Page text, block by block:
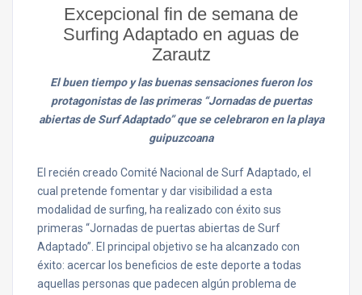
Excepcional fin de semana de
Surfing Adaptado en aguas de
Zarautz
El buen tiempo y las buenas sensaciones fueron los
protagonistas de las primeras “Jornadas de puertas
abiertas de Surf Adaptado” que se celebraron en la playa
guipuzcoana
El recién creado Comité Nacional de Surf Adaptado, el
cual pretende fomentar y dar visibilidad a esta
modalidad de surfing, ha realizado con éxito sus
primeras “Jornadas de puertas abiertas de Surf
Adaptado”. El principal objetivo se ha alcanzado con
éxito: acercar los beneficios de este deporte a todas
aquellas personas que padecen algún problema de